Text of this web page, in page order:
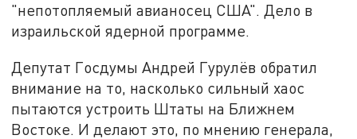
"непотопляемый авианосец США". Дело в
израильской ядерной программе.
Депутат Госдумы Андрей Гурулёв обратил
внимание на то, насколько сильный хаос
пытаются устроить Штаты на Ближнем
Востоке. И делают это, по мнению генерала,